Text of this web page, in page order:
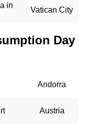
in
Vatican City
Andorra
Austria